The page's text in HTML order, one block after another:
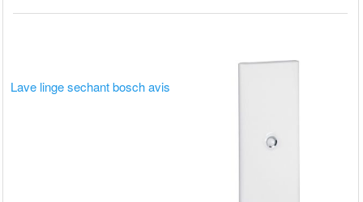
Lave linge sechant bosch avis